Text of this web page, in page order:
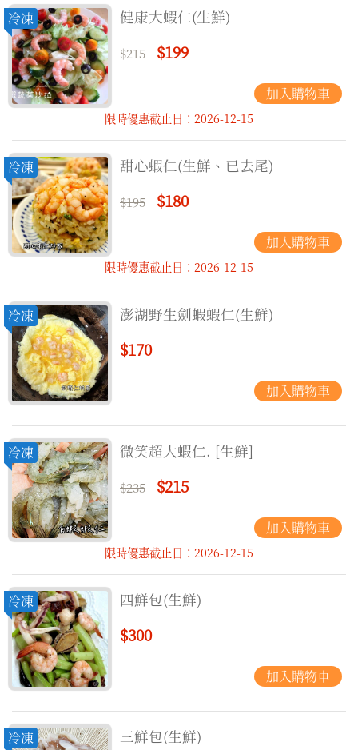
冷凍 健康大蝦仁(生鮮)
$215 $199
限時優惠截止日：2026-12-15
冷凍 甜心蝦仁(生鮮、已去尾)
$195 $180
限時優惠截止日：2026-12-15
冷凍 澎湖野生劍蝦蝦仁(生鮮)
$170
冷凍 微笑超大蝦仁. [生鮮]
$235 $215
限時優惠截止日：2026-12-15
冷凍 四鮮包(生鮮)
$300
冷凍 三鮮包(生鮮)